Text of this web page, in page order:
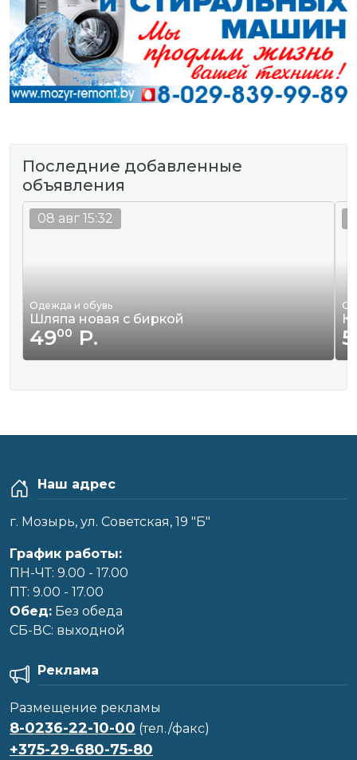
Последние добавленные
объявления
Одежда и обувь
Шляпа новая с биркой
4900 Р.
08 авг 15:32
Наш адрес
г. Мозырь, ул. Советская, 19 "Б"
График работы:
ПН-ЧТ: 9.00 - 17.00
ПТ: 9.00 - 17.00
Обед: Без обеда
CБ-ВС: выходной
Реклама
Размещение рекламы
8-0236-22-10-00 (тел./факс)
+375-29-680-75-80